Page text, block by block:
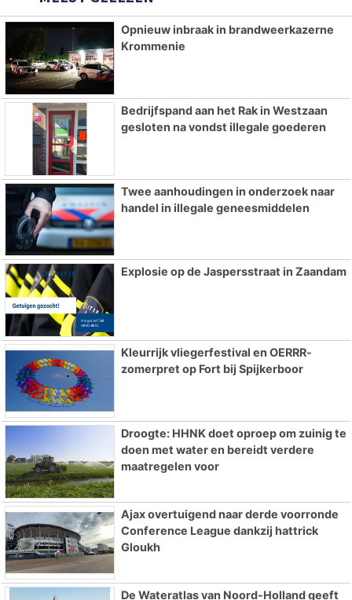
Opnieuw inbraak in brandweerkazerne
Krommenie
Bedrijfspand aan het Rak in Westzaan
gesloten na vondst illegale goederen
Twee aanhoudingen in onderzoek naar
handel in illegale geneesmiddelen
Explosie op de Jaspersstraat in Zaandam
Kleurrijk vliegerfestival en OERRR-
zomerpret op Fort bij Spijkerboor
Droogte: HHNK doet oproep om zuinig te
doen met water en bereidt verdere
maatregelen voor
Ajax overtuigend naar derde voorronde
Conference League dankzij hattrick
Gloukh
De Wateratlas van Noord-Holland geeft